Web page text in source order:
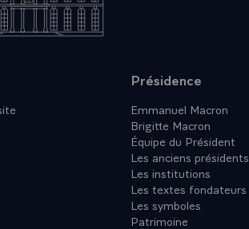
Présidence
Emmanuel Macron
Brigitte Macron
Équipe du Président
Les anciens présidents
Les institutions
Les textes fondateurs
Les symboles
Patrimoine